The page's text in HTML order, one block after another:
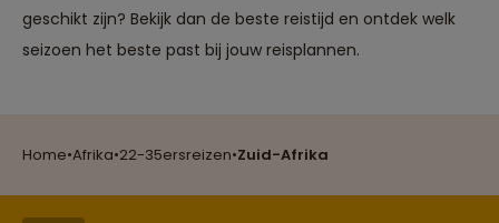
Home•Afrika•22-35ersreizen•Zuid-Afrika
geschikt zijn? Bekijk dan de beste reistijd en ontdek welk
seizoen het beste past bij jouw reisplannen.
Groepsreizen mét indivuele vrijheid